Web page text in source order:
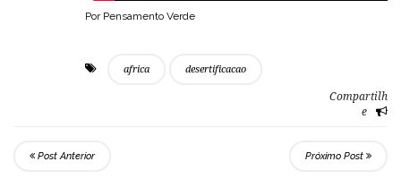
Por Pensamento Verde
africa desertificacao
Compartilh
e
Post Anterior Próximo Post